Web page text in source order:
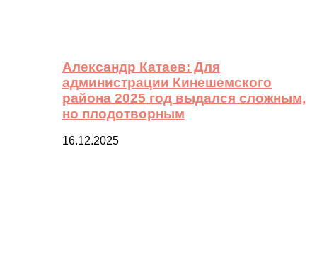
Александр Катаев: Для
администрации Кинешемского
района 2025 год выдался сложным,
но плодотворным
16.12.2025